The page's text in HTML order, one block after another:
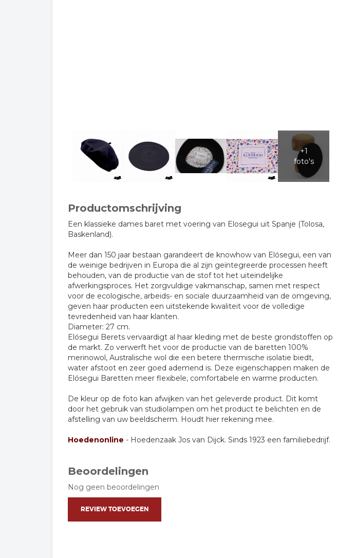
Productomschrijving
Een klassieke dames baret met voering van Elosegui uit Spanje (Tolosa,
Baskenland).
Meer dan 150 jaar bestaan ​​garandeert de knowhow van Elósegui, een van
de weinige bedrijven in Europa die al zijn geïntegreerde processen heeft
behouden, van de productie van de stof tot het uiteindelijke
afwerkingsproces. Het zorgvuldige vakmanschap, samen met respect
voor de ecologische, arbeids- en sociale duurzaamheid van de omgeving,
geven haar producten een uitstekende kwaliteit voor de volledige
tevredenheid van haar klanten.
Diameter: 27 cm.
Elósegui Berets vervaardigt al haar kleding met de beste grondstoffen op
de markt. Zo verwerft het voor de productie van de baretten 100%
merinowol, Australische wol die een betere thermische isolatie biedt,
water afstoot en zeer goed ademend is. Deze eigenschappen maken de
Elósegui Baretten meer flexibele, comfortabele en warme producten.
De kleur op de foto kan afwijken van het geleverde product. Dit komt
door het gebruik van studiolampen om het product te belichten en de
afstelling van uw beeldscherm. Houdt hier rekening mee.
Hoedenonline - Hoedenzaak Jos van Dijck. Sinds 1923 een familiebedrijf.
Beoordelingen
Nog geen beoordelingen
REVIEW TOEVOEGEN